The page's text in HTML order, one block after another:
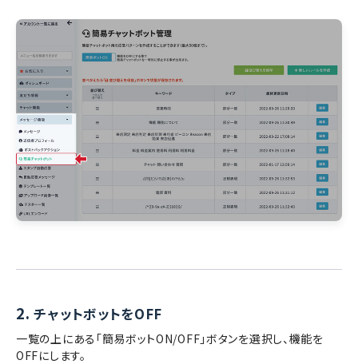
2. チャットボットをOFF
一覧の上にある「簡易ボットON/OFF」ボタンを選択し、機能を
OFFにします。